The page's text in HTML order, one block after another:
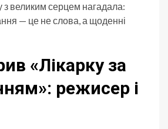
з великим серцем нагадала:
— це не слова, а щоденні
«Лікарку за
режисер і